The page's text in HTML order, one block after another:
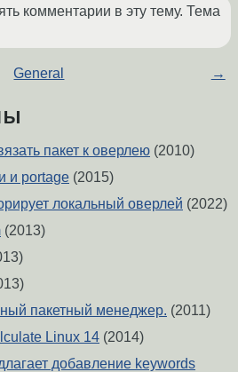
комментарии в эту тему. Тема
General →
пакет к оверлею (2010)
и portage (2015)
локальный оверлей (2022)
(2013)
пакетный менеджер. (2011)
Linux 14 (2014)
добавление keywords